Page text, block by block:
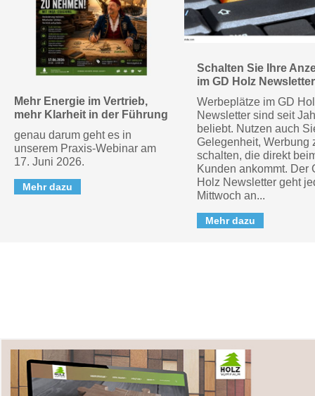
Mehr Energie im Vertrieb,
mehr Klarheit in der Führung
genau darum geht es in
unserem Praxis-Webinar am
17. Juni 2026.
Mehr dazu
Schalten Sie Ihre
im GD Holz
Werbeplätze im GD
Newsletter sind seit
beliebt. Nutzen auch
Gelegenheit, Werbung
schalten, die direkt
Kunden ankommt. Der
Holz Newsletter geht
Mittwoch an...
Mehr dazu